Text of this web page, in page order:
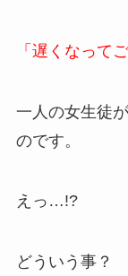
「遅くなって
一人の女生徒
のです。
えっ…!?
どういう事？